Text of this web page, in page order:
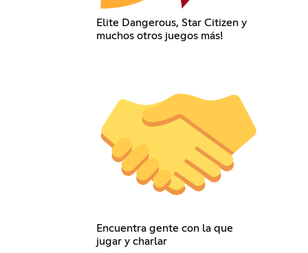
Elite Dangerous, Star Citizen y
muchos otros juegos más!
Encuentra gente con la que
jugar y charlar